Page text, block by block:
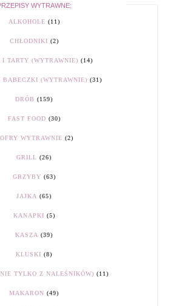
WYTRAWNE:
ALKOHOLE (11)
CHŁODNIKI (2)
I TARTY (WYTRAWNIE) (14)
BABECZKI (WYTRAWNIE) (31)
DRÓB (159)
FAST FOOD (30)
WYTRAWNIE (2)
GRILL (26)
GRZYBY (63)
JAJKA (65)
KANAPKI (5)
KASZA (39)
KLUSKI (8)
TYLKO Z NALEŚNIKÓW) (11)
MAKARON (49)